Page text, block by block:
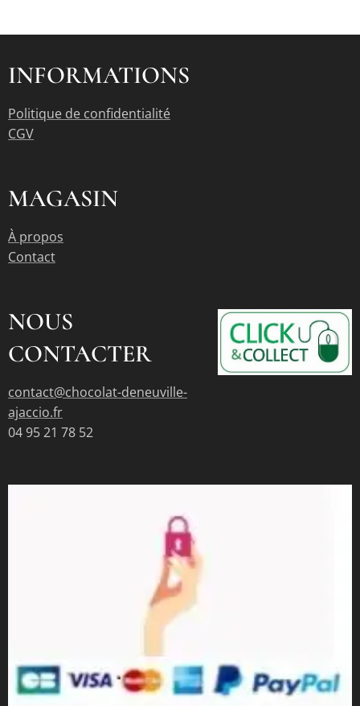
INFORMATIONS
Politique de confidentialité
CGV
MAGASIN
À propos
Contact
NOUS
CONTACTER
contact@chocolat-deneuville-
ajaccio.fr
04 95 21 78 52